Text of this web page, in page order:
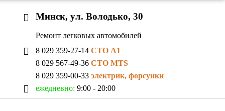
Минск, ул. Володько, 30
Ремонт легковых автомобилей
8 029 359-27-14СТО A1
8 029 567-49-36СТО MTS
8 029 359-00-33электрик, форсунки
ежедневно:9:00 - 20:00